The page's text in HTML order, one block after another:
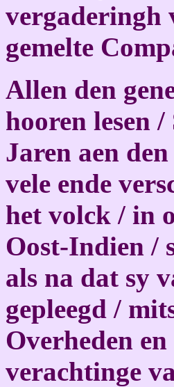
vergaderingh
gemelte
Allen den
hooren lesen
Jaren aen
vele ende
het volck / in
Oost-Indien /
als na dat sy
gepleegd /
Overheden
verachtinge